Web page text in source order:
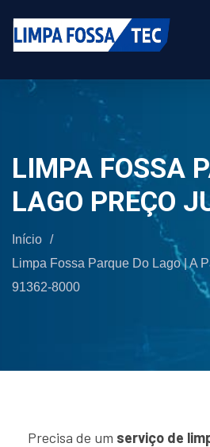
LIMPA FOSSA
LAGO PREÇO
Início /
Limpa Fossa Parque Do Lago | A
91362-8000
Precisa de um serviço de